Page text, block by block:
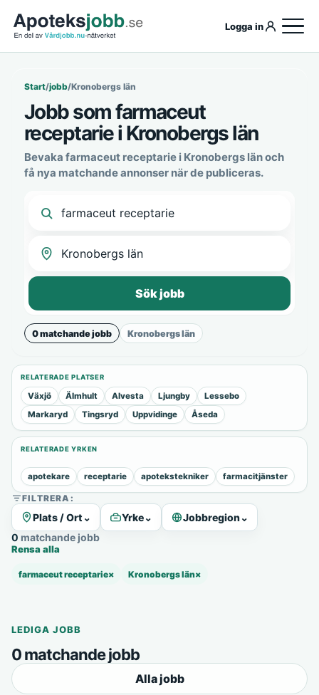
Logga in
Start/jobb/Kronobergs län
Jobb som farmaceut
receptarie i Kronobergs län
Bevaka farmaceut receptarie i Kronobergs län och
få nya matchande annonser när de publiceras.
Sök jobb
0 matchande jobb Kronobergs län
RELATERADE PLATSER
Växjö Älmhult Alvesta Ljungby
Lessebo
Markaryd
Tingsryd Uppvidinge Åseda
RELATERADE YRKEN
apotekare receptarie apotekstekniker farmacitjänster
FILTRERA:
Plats / Ort ⌄ Yrke⌄ Jobbregion⌄
0 matchande jobb
Rensa alla
farmaceut receptarie× Kronobergs län×
LEDIGA JOBB
0 matchande jobb
Alla jobb